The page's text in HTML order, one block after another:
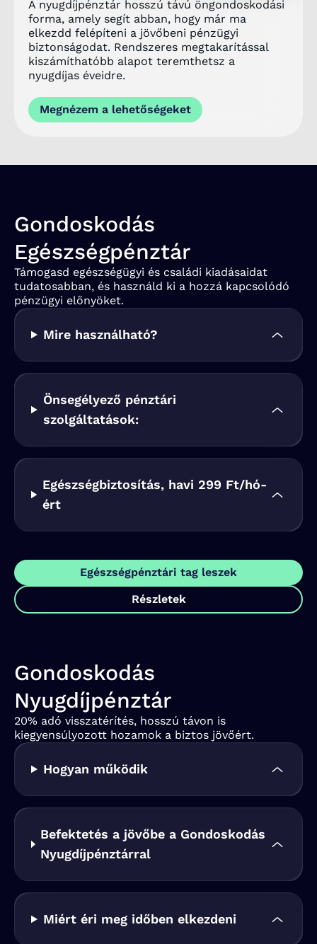
A nyugdíjpénztár hosszú távú öngondoskodási
forma, amely segít abban, hogy már ma
elkezdd felépíteni a jövőbeni pénzügyi
biztonságodat. Rendszeres megtakarítással
kiszámíthatóbb alapot teremthetsz a
nyugdíjas éveidre.
Megnézem a lehetőségeket
Gondoskodás
Egészségpénztár
Támogasd egészségügyi és családi kiadásaidat
tudatosabban, és használd ki a hozzá kapcsolódó
pénzügyi előnyöket.
Mire használható?
Önsegélyező pénztári
szolgáltatások:
Egészségbiztosítás, havi 299 Ft/hó-
ért
Egészségpénztári tag leszek
Részletek
Gondoskodás
Nyugdíjpénztár
20% adó visszatérítés, hosszú távon is
kiegyensúlyozott hozamok a biztos jövőért.
Hogyan működik
Befektetés a jövőbe a Gondoskodás
Nyugdíjpénztárral
Miért éri meg időben elkezdeni